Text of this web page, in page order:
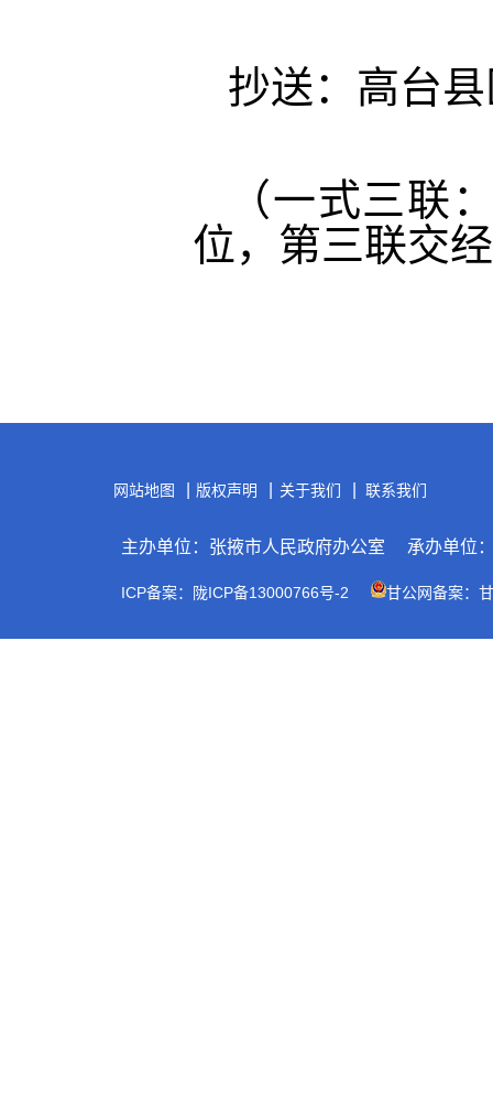
抄送：高台
（一式三联
位，第三联交
网站地图 版权声明 关于我们 联系我们
主办单位：张掖市人民政府办公室 承办单位
ICP备案：陇ICP备13000766号-2 甘公网备案：